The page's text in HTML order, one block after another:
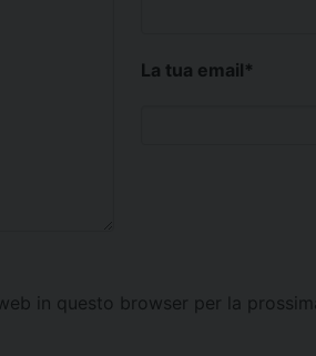
La tua email*
in questo browser per la